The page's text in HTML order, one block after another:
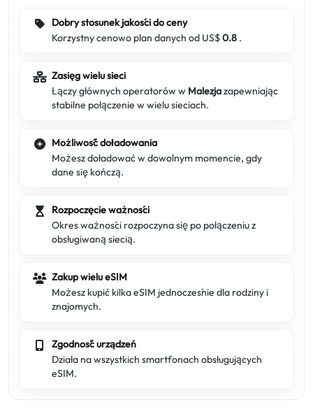
Dobry stosunek jakości do ceny
Korzystny cenowo plan danych od US$0.8 .
Zasięg wielu sieci
Łączy głównych operatorów w Malezjazapewniając
stabilne połączenie w wielu sieciach.
Możliwość doładowania
Możesz doładować w dowolnym momencie, gdy
dane się kończą.
Rozpoczęcie ważności
Okres ważności rozpoczyna się po połączeniu z
obsługiwaną siecią.
Zakup wielu eSIM
Możesz kupić kilka eSIM jednocześnie dla rodziny i
znajomych.
Zgodność urządzeń
Działa na wszystkich smartfonach obsługujących
eSIM.